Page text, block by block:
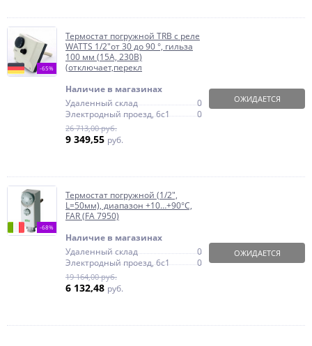
-65%
Термостат погружной TRB с реле
WATTS 1/2"от 30 до 90 °, гильза
100 мм (15А, 230В)
(отключает,перекл
Наличие в магазинах
Удаленный склад
0
Электродный проезд, 6с1
0
26 713,00 руб.
9 349,55 руб.
ОЖИДАЕТСЯ
-68%
Термостат погружной (1/2",
L=50мм), диапазон +10…+90°С,
FAR (FA 7950)
Наличие в магазинах
Удаленный склад
0
Электродный проезд, 6с1
0
19 164,00 руб.
6 132,48 руб.
ОЖИДАЕТСЯ